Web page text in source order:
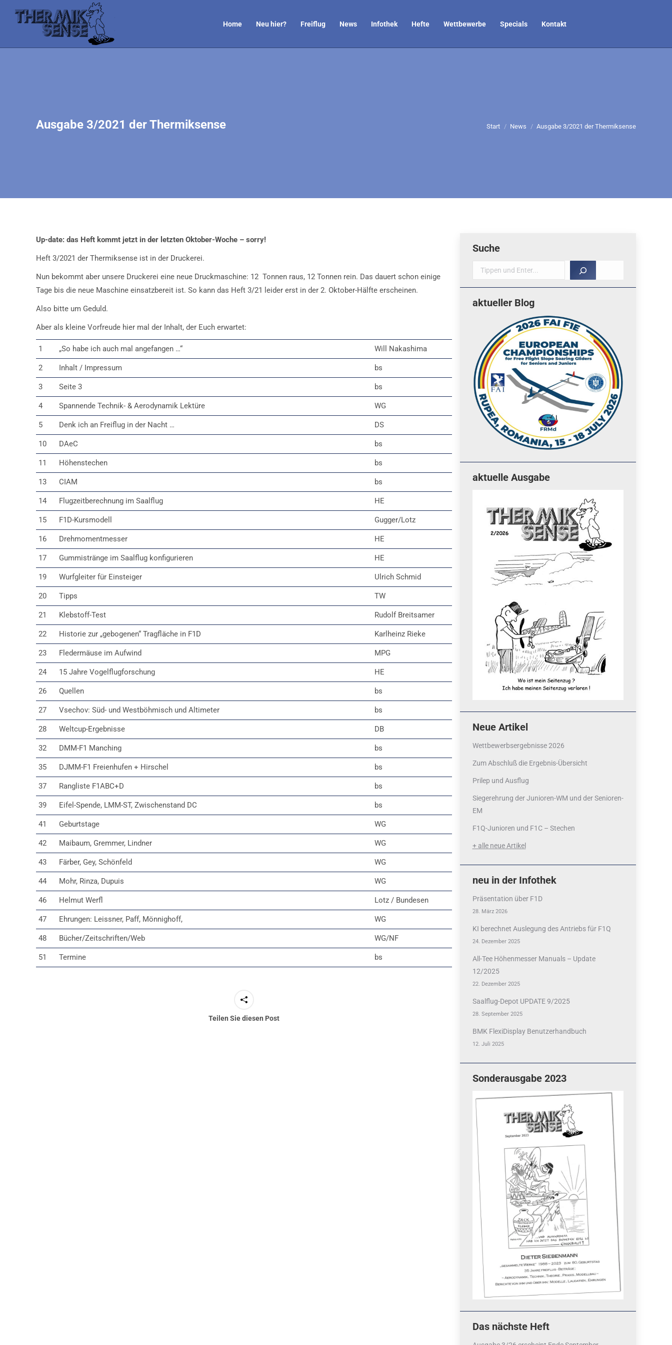
Home Neu hier? Freiflug News Infothek Hefte Wettbewerbe Specials Kontakt
Ausgabe 3/2021 der Thermiksense Sie befinden sich hier:
Start News Ausgabe 3/2021 der Thermiksense
Up-date: das Heft kommt jetzt in der letzten Oktober-Woche – sorry!
Heft 3/2021 der Thermiksense ist in der Druckerei.
Nun bekommt aber unsere Druckerei eine neue Druckmaschine: 12 Tonnen raus, 12 Tonnen rein. Das dauert schon einige
Tage bis die neue Maschine einsatzbereit ist. So kann das Heft 3/21 leider erst in der 2. Oktober-Hälfte erscheinen.
Also bitte um Geduld.
Aber als kleine Vorfreude hier mal der Inhalt, der Euch erwartet:
1 „So habe ich auch mal angefangen …“ Will Nakashima
2 Inhalt / Impressum bs
3 Seite 3 bs
4 Spannende Technik- & Aerodynamik Lektüre WG
5 Denk ich an Freiflug in der Nacht … DS
10 DAeC bs
11 Höhenstechen bs
13 CIAM bs
14 Flugzeitberechnung im Saalflug HE
15 F1D-Kursmodell Gugger/Lotz
16 Drehmomentmesser HE
17 Gummistränge im Saalflug konfigurieren HE
19 Wurfgleiter für Einsteiger Ulrich Schmid
20 Tipps TW
21 Klebstoff-Test Rudolf Breitsamer
22 Historie zur „gebogenen“ Tragfläche in F1D Karlheinz Rieke
23 Fledermäuse im Aufwind MPG
24 15 Jahre Vogelflugforschung HE
26 Quellen bs
27 Vsechov: Süd- und Westböhmisch und Altimeter bs
28 Weltcup-Ergebnisse DB
32 DMM-F1 Manching bs
35 DJMM-F1 Freienhufen + Hirschel bs
37 Rangliste F1ABC+D bs
39 Eifel-Spende, LMM-ST, Zwischenstand DC bs
41 Geburtstage WG
42 Maibaum, Gremmer, Lindner WG
43 Färber, Gey, Schönfeld WG
44 Mohr, Rinza, Dupuis WG
46 Helmut Werfl Lotz / Bundesen
47 Ehrungen: Leissner, Paff, Mönnighoff, WG
48 Bücher/Zeitschriften/Web WG/NF
51 Termine bs
Teilen Sie diesen Post
Suche
Suche
aktueller Blog
aktuelle Ausgabe
Neue Artikel
Wettbewerbsergebnisse 2026
Zum Abschluß die Ergebnis-Übersicht
Prilep und Ausflug
Siegerehrung der Junioren-WM und der Senioren-
EM
F1Q-Junioren und F1C – Stechen
+ alle neue Artikel
neu in der Infothek
Präsentation über F1D
28. März 2026
KI berechnet Auslegung des Antriebs für F1Q
24. Dezember 2025
All-Tee Höhenmesser Manuals – Update
12/2025
22. Dezember 2025
Saalflug-Depot UPDATE 9/2025
28. September 2025
BMK FlexiDisplay Benutzerhandbuch
12. Juli 2025
Sonderausgabe 2023
Das nächste Heft
Instagram
Quicklinks
News
Termine
Ergebnisse
bezahlen mit / pay by
PayPal
Datenschutzerklärung
Cookie-Richtlinie (EU)